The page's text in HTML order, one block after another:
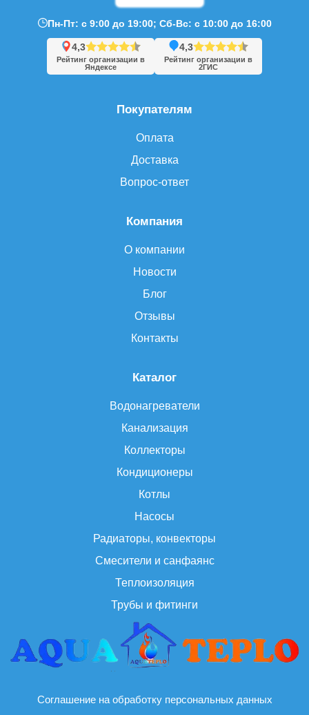
Каталог
Водонагреватели
Канализация
Коллекторы
Кондиционеры
Котлы
Насосы
Радиаторы, конвекторы
Смесители и санфаянс
Теплоизоляция
Трубы и фитинги
Компания
О компании
Новости
Блог
Отзывы
Контакты
Покупателям
Оплата
Доставка
Вопрос-ответ
Пн-Пт: с 9:00 до 19:00; Сб-Вс: с 10:00 до 16:00
4,3
Рейтинг организации в
Яндексе
4,3
Рейтинг организации в
2ГИС
Соглашение на обработку персональных данных